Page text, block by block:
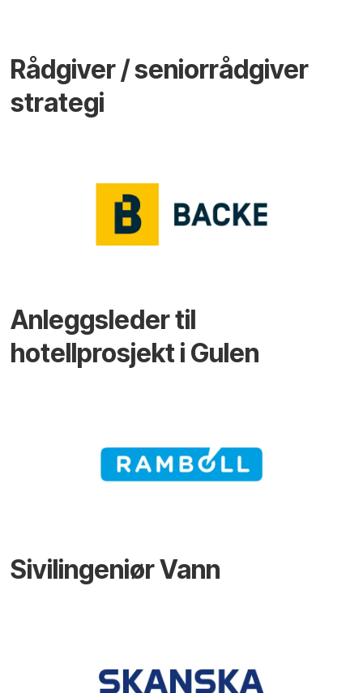
Rådgiver / seniorrådgiver
strategi
Anleggsleder til
hotellprosjekt i Gulen
Sivilingeniør Vann